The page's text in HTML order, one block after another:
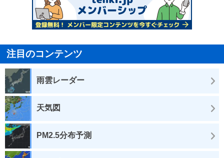
注目のコンテンツ
雨雲レーダー
天気図
PM2.5分布予測